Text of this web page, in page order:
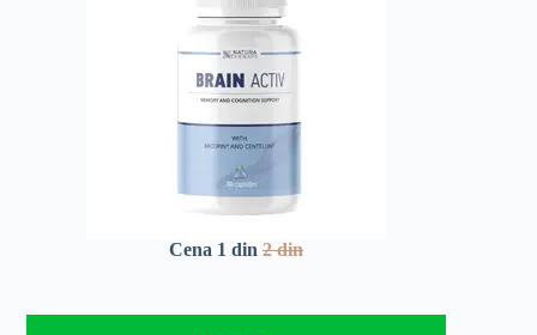
Cena 1 din2 din